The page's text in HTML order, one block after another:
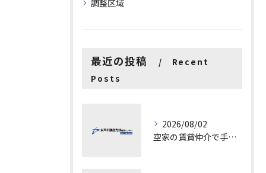
調整区域
最近の投稿
Recent
Posts
2026/08/02
空家の賃貸仲介で手数料と上限を徹底解説し200万円物件の注意点も紹介